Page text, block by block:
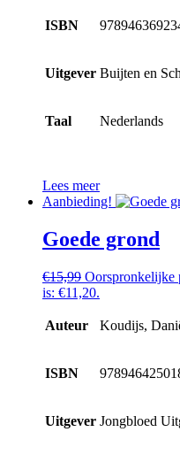
ISBN
Uitgever Buijten en
Taal Nederlands
Lees meer
Aanbieding!
Goede grond
€15,99 Oorspronkelijke
is: €11,20.
Auteur Koudijs,
ISBN
Uitgever Jongbloed